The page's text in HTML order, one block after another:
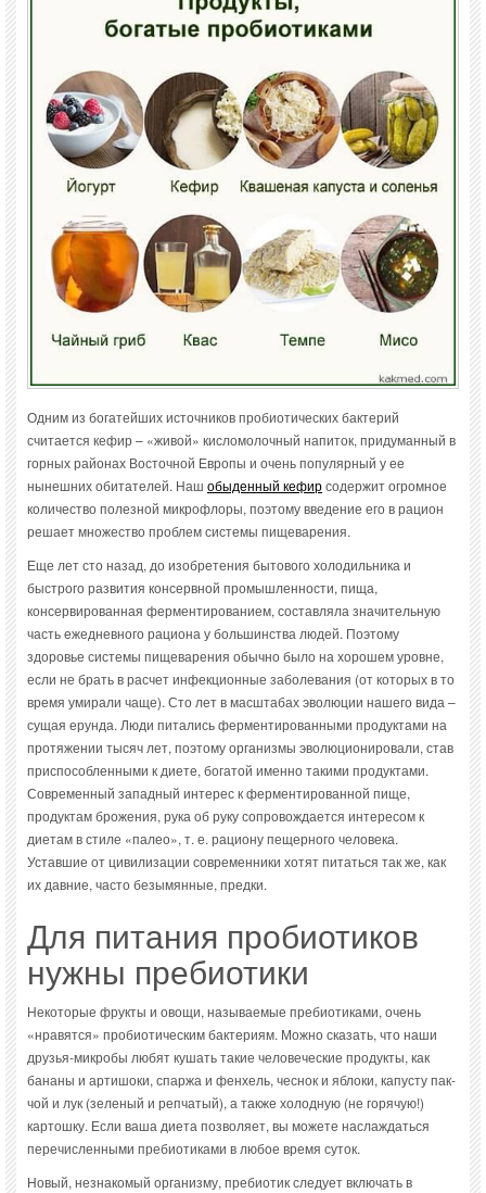
Одним из богатейших источников пробиотических бактерий
считается кефир – «живой» кисломолочный напиток, придуманный в
горных районах Восточной Европы и очень популярный у ее
нынешних обитателей. Наш обыденный кефирсодержит огромное
количество полезной микрофлоры, поэтому введение его в рацион
решает множество проблем системы пищеварения.
Еще лет сто назад, до изобретения бытового холодильника и
быстрого развития консервной промышленности, пища,
консервированная ферментированием, составляла значительную
часть ежедневного рациона у большинства людей. Поэтому
здоровье системы пищеварения обычно было на хорошем уровне,
если не брать в расчет инфекционные заболевания (от которых в то
время умирали чаще). Сто лет в масштабах эволюции нашего вида –
сущая ерунда. Люди питались ферментированными продуктами на
протяжении тысяч лет, поэтому организмы эволюционировали, став
приспособленными к диете, богатой именно такими продуктами.
Современный западный интерес к ферментированной пище,
продуктам брожения, рука об руку сопровождается интересом к
диетам в стиле «палео», т. е. рациону пещерного человека.
Уставшие от цивилизации современники хотят питаться так же, как
их давние, часто безымянные, предки.
Для питания пробиотиков
нужны пребиотики
Некоторые фрукты и овощи, называемые пребиотиками, очень
«нравятся» пробиотическим бактериям. Можно сказать, что наши
друзья-микробы любят кушать такие человеческие продукты, как
бананы и артишоки, спаржа и фенхель, чеснок и яблоки, капусту пак-
чой и лук (зеленый и репчатый), а также холодную (не горячую!)
картошку. Если ваша диета позволяет, вы можете наслаждаться
перечисленными пребиотиками в любое время суток.
Новый, незнакомый организму, пребиотик следует включать в